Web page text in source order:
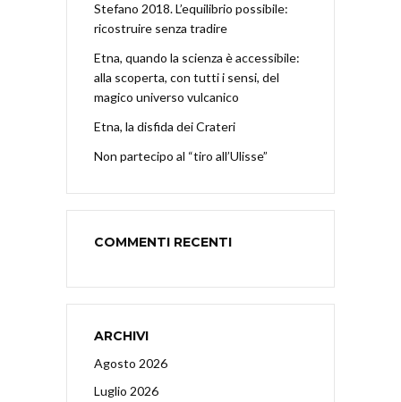
Stefano 2018. L’equilibrio possibile:
ricostruire senza tradire
Etna, quando la scienza è accessibile:
alla scoperta, con tutti i sensi, del
magico universo vulcanico
Etna, la disfida dei Crateri
Non partecipo al “tiro all’Ulisse”
COMMENTI RECENTI
ARCHIVI
Agosto 2026
Luglio 2026